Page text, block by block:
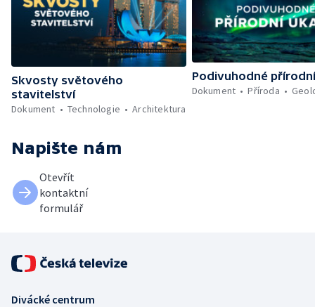
Skvosty světového
stavitelství
Dokument
Technologie Architektura
Podivuhodné
Dokument
Příroda
Napište nám
Otevřít
kontaktní
formulář
Divácké centrum